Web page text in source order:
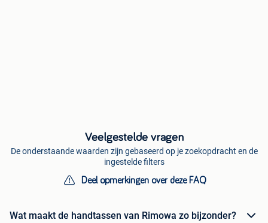
Veelgestelde vragen
De onderstaande waarden zijn gebaseerd op je zoekopdracht en de
ingestelde filters
Deel opmerkingen over deze FAQ
Wat maakt de handtassen van Rimowa zo bijzonder?